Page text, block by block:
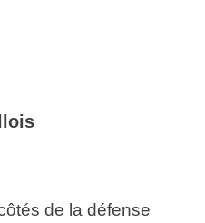
de la défense